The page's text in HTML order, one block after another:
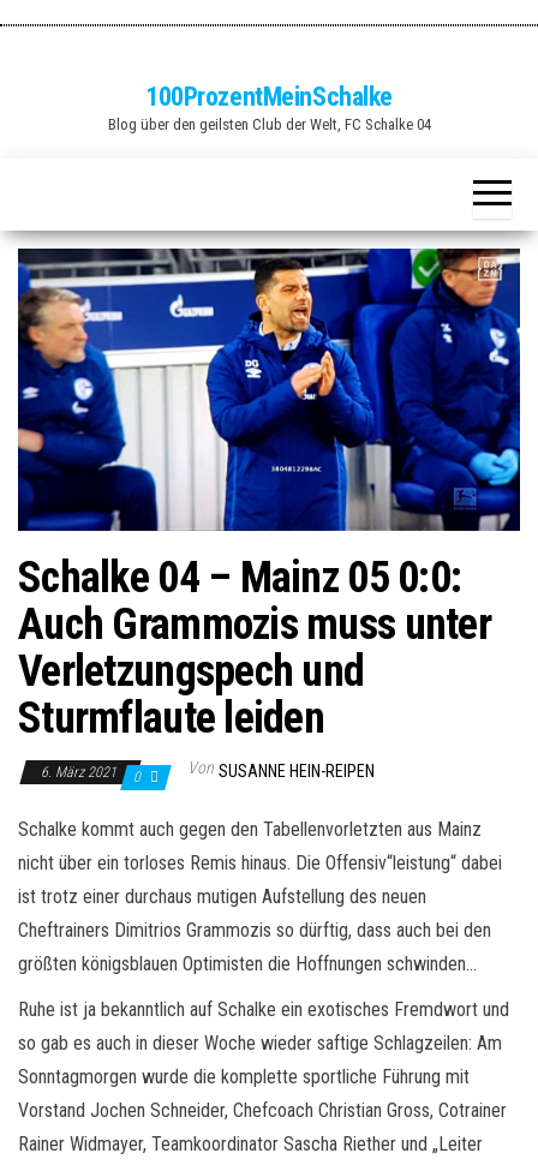
100ProzentMeinSchalke
Blog über den geilsten Club der Welt, FC Schalke 04
Schalke 04 – Mainz 05 0:0:
Auch Grammozis muss unter
Verletzungspech und
Sturmflaute leiden
6. März 2021 0 Von SUSANNE HEIN-REIPEN
Schalke kommt auch gegen den Tabellenvorletzten aus Mainz
nicht über ein torloses Remis hinaus. Die Offensiv“leistung“ dabei
ist trotz einer durchaus mutigen Aufstellung des neuen
Cheftrainers Dimitrios Grammozis so dürftig, dass auch bei den
größten königsblauen Optimisten die Hoffnungen schwinden…
Ruhe ist ja bekanntlich auf Schalke ein exotisches Fremdwort und
so gab es auch in dieser Woche wieder saftige Schlagzeilen: Am
Sonntagmorgen wurde die komplette sportliche Führung mit
Vorstand Jochen Schneider, Chefcoach Christian Gross, Cotrainer
Rainer Widmayer, Teamkoordinator Sascha Riether und „Leiter